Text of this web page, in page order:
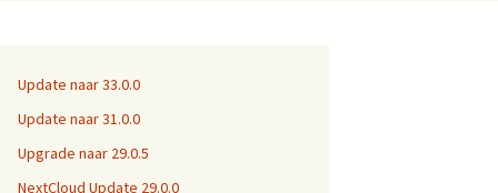
Update naar 33.0.0
Update naar 31.0.0
Upgrade naar 29.0.5
NextCloud Update 29.0.0